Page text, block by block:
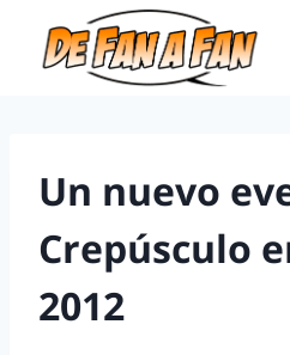
Un nuevo
Crepúsculo
2012